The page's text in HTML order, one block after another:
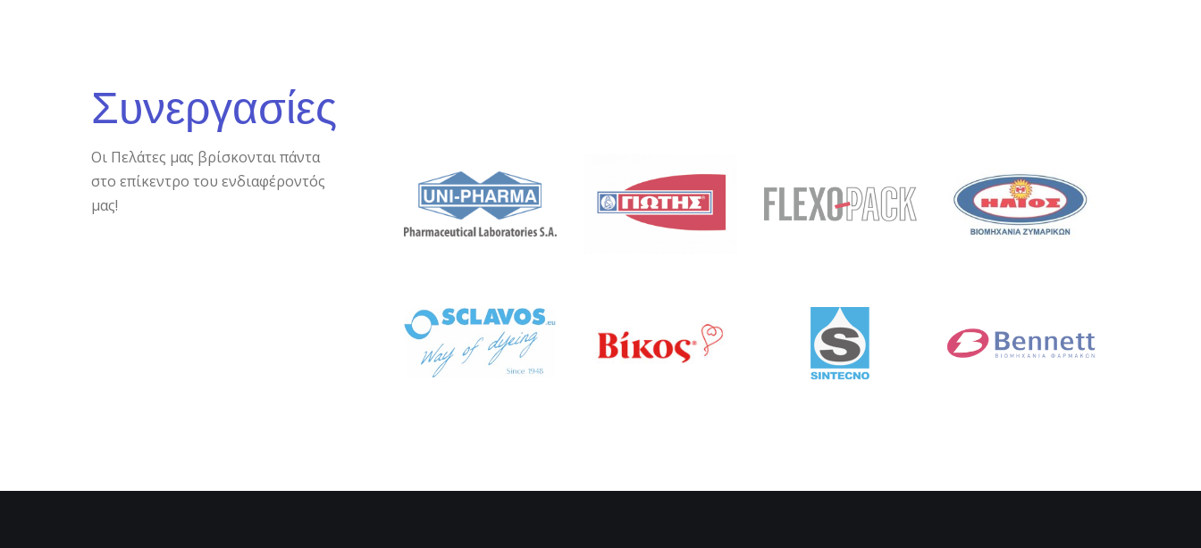
Συνεργασίες
Οι Πελάτες μας βρίσκονται πάντα
στο επίκεντρο του ενδιαφέροντός
μας!